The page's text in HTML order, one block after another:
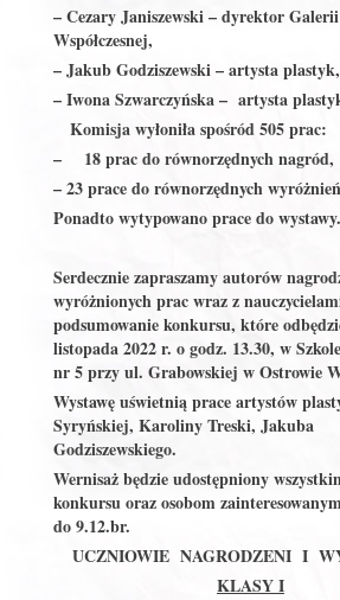
– Cezary Janiszewski – dyrektor
Współczesnej,
– Jakub Godziszewski – artysta plastyk,
– Iwona Szwarczyńska – artysta
Komisja wyłoniła spośród 505 prac:
– 18 prac do równorzędnych nagród,
– 23 prace do równorzędnych wyróżnień
Ponadto wytypowano prace do wystawy.
Serdecznie zapraszamy autorów
wyróżnionych prac wraz z
podsumowanie konkursu, które
listopada 2022 r. o godz. 13.30, w
nr 5 przy ul. Grabowskiej w Ostrowie
Wystawę uświetnią prace artystów
Syryńskiej, Karoliny Treski, Jakuba
Godziszewskiego.
Wernisaż będzie udostępniony
konkursu oraz osobom
do 9.12.br.
UCZNIOWIE NAGRODZENI I
KLASY I